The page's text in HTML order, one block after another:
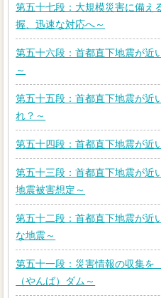
第五十七段：大規模災害に備
握、迅速な対応へ～
第五十六段：首都直下地震が
～
第五十五段：首都直下地震が
れ？～
第五十四段：首都直下地震が
第五十三段：首都直下地震が
地震被害想定～
第五十二段：首都直下地震が
な地震～
第五十一段：災害情報の収集
（やんば）ダム～